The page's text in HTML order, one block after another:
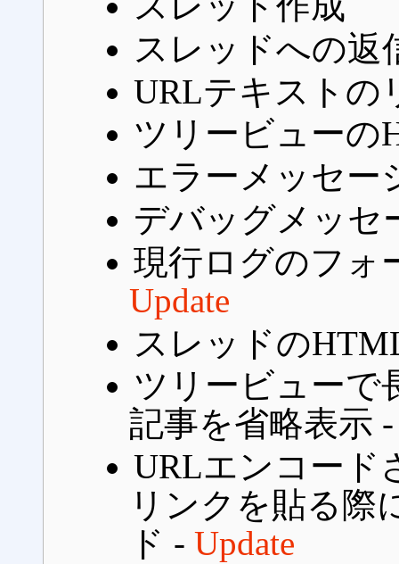
スレッドへの返
URLテキストの
ツリービューの
エラーメッセー
デバッグメッセ
現行ログのフォ
Update
スレッドの
ツリービューで
記事を省略表示
URLエンコード
リンクを貼る際
ド - Update